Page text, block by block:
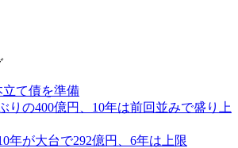
立て債を準備
りの400億円、10年は前回並みで盛り上
年が大台で292億円、6年は上限